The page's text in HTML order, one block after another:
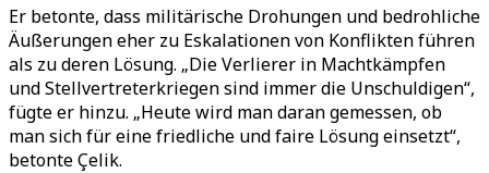
Er betonte, dass militärische Drohungen und bedrohliche
Äußerungen eher zu Eskalationen von Konflikten führen
als zu deren Lösung. „Die Verlierer in Machtkämpfen
und Stellvertreterkriegen sind immer die Unschuldigen“,
fügte er hinzu. „Heute wird man daran gemessen, ob
man sich für eine friedliche und faire Lösung einsetzt“,
betonte Çelik.